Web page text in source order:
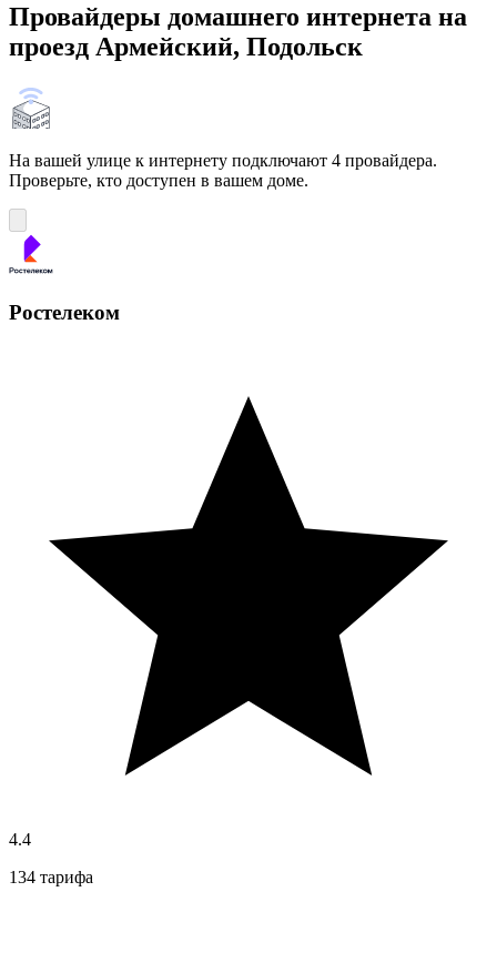
Провайдеры домашнего интернета на
проезд Армейский, Подольск
На вашей улице к интернету подключают 4 провайдера.
Проверьте, кто доступен в вашем доме.
Ростелеком
4.4
134 тарифа